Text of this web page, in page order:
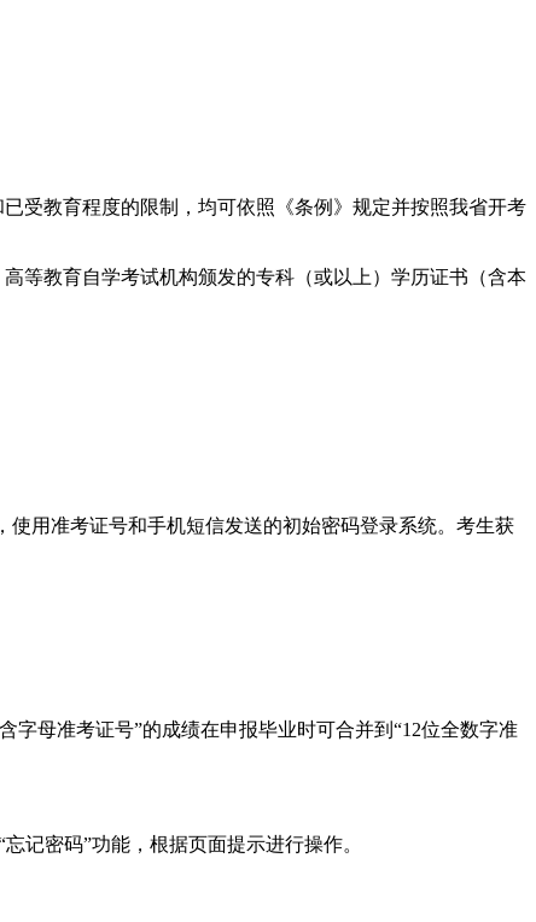
受教育程度的限制，均可依照《条例》规定并按照我省开考
等教育自学考试机构颁发的专科（或以上）学历证书（含本
用准考证号和手机短信发送的初始密码登录系统。考生获
字母准考证号”的成绩在申报毕业时可合并到“12位全数字准
记密码”功能，根据页面提示进行操作。